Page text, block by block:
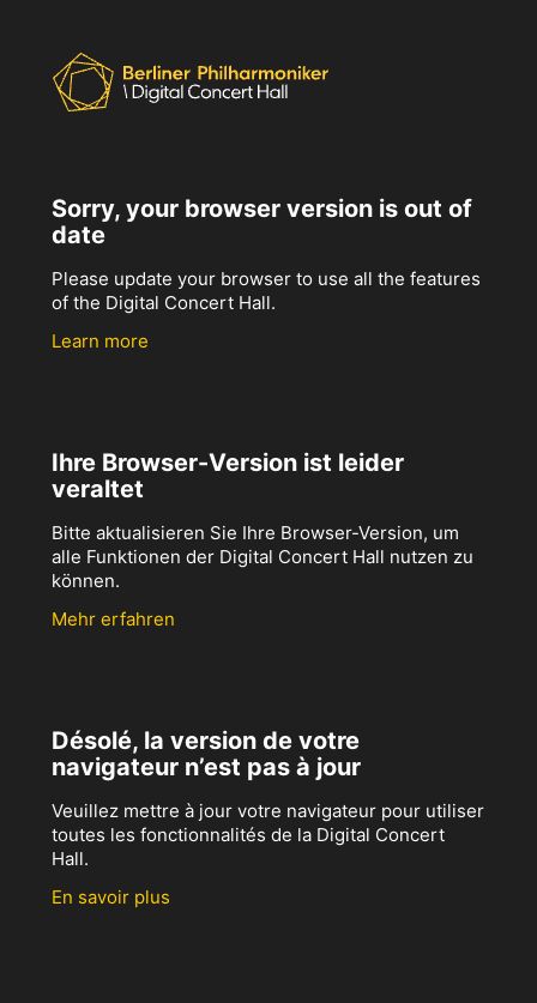
Sorry, your browser version is out of
date
Please update your browser to use all the features
of the Digital Concert Hall.
Learn more
Ihre Browser-Version ist leider
veraltet
Bitte aktualisieren Sie Ihre Browser-Version, um
alle Funktionen der Digital Concert Hall nutzen zu
können.
Mehr erfahren
Désolé, la version de votre
navigateur n’est pas à jour
Veuillez mettre à jour votre navigateur pour utiliser
toutes les fonctionnalités de la Digital Concert
Hall.
En savoir plus